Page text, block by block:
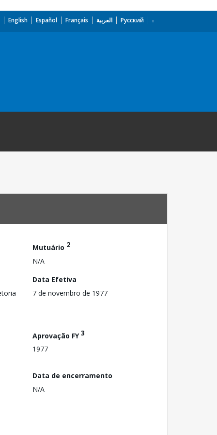
English Español Français العربية Русский
Mutuário 2
N/A
Data Efetiva
7 de novembro de 1977
Aprovação FY3
1977
Data de encerramento
N/A